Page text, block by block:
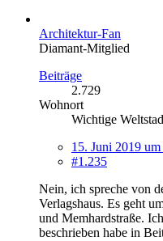
Architektur-Fan
Diamant-Mitglied
Beiträge
2.729
Wohnort
Wichtige
15. Juni 2019
#1.235
Nein, ich spreche von
Verlagshaus. Es geht
und Memhardstraße.
beschrieben habe in